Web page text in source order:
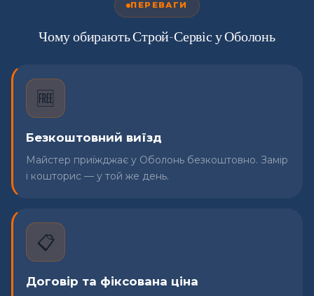
ПЕРЕВАГИ
Чому обирають Строй-Сервіс у Оболонь
🆓
Безкоштовний виїзд
Майстер приїжджає у Оболонь безкоштовно. Замір
і кошторис — у той же день.
📋
Договір та фіксована ціна